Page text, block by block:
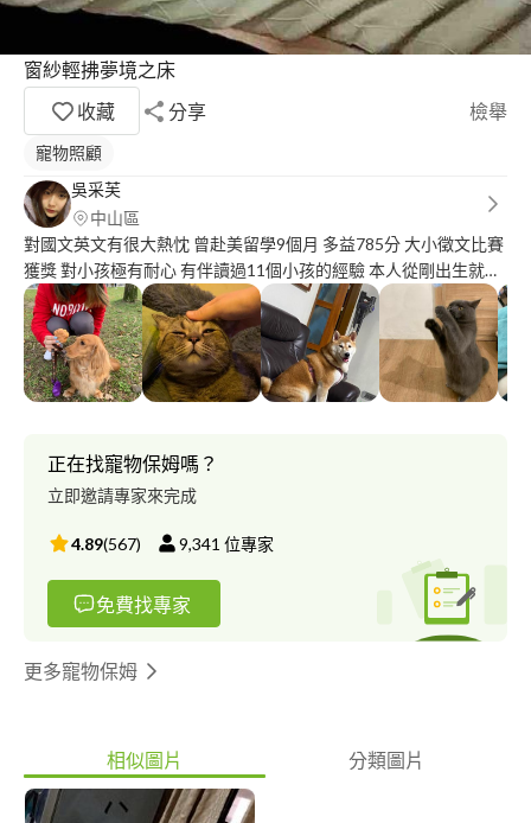
窗紗輕拂夢境之床
收藏
分享 檢舉
寵物照顧
吳采芙
中山區
對國文英文有很大熱忱 曾赴美留學9個月 多益785分 大小徵文比賽
獲獎 對小孩極有耐心 有伴讀過11個小孩的經驗 本人從剛出生就有
一隻可愛柴柴的陪伴一直到長大，甚至到去了美國一年都有養了三
隻吉娃娃、兩隻凱恩梗和一隻貓，生活和寵物可說是密不可分！寄
養寵物的經驗非常多，有接過分離焦慮、比較調皮的狗狗，必須耐
心的教導他，適時的給他安全感，雖較有挑戰性，但這也是陪伴狗
狗成長的一個過程❤️是很有愛心耐心的狗奴貓奴? 住家位於中山
五十幾坪都給他們自由活動，不會關籠不會關在房間，讓他們想去
哪就去哪，像在家一樣舒服自在? 寵物寄養包含以下：照顧陪伴、
住宿服務、鏟屎、遛狗一次至兩次、玩耍、餵食、必要的點藥餵
藥、貓抓板、新的逗貓棒（本身有寵物玩具的商店，若有興趣也可
以在私訊中提出）除了主人提供的食物以外，肉泥、其他食物皆不
會亂餵除非詢問過主人。主人們也請多多提供毛寶貝的資訊，愈多
愈好，這樣才能完整了解寶貝的需求，給他們最好的照顧。 收費
為1000/天 不含洗澡剪指甲等特殊服務。長期寄養另有折扣優惠 除
了有飼養過貓咪狗狗的經驗，也養過兔子和烏龜，若有需求也可以
幫忙寄養喔～?? ⚠️一定要確定需求日期才會回覆您的報價！ ⚠️除了
正在找寵物保姆嗎？
立即邀請專家來完成
4.89(567) 9,341 位專家
免費找專家
更多寵物保姆
相似圖片 分類圖片